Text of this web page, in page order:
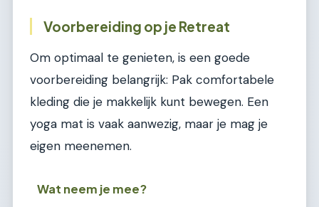
Voorbereiding op je Retreat
Om optimaal te genieten, is een goede
voorbereiding belangrijk: Pak comfortabele
kleding die je makkelijk kunt bewegen. Een
yoga mat is vaak aanwezig, maar je mag je
eigen meenemen.
Wat neem je mee?